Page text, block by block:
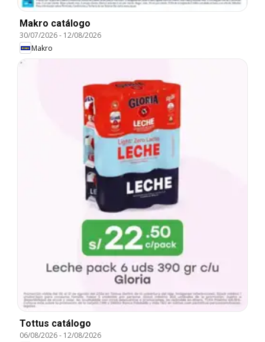
Makro catálogo
30/07/2026- 12/08/2026
Makro
Tottus catálogo
06/08/2026- 12/08/2026